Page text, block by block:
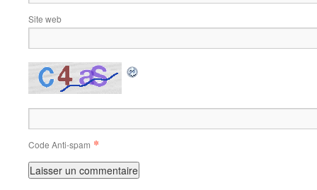
Site web
Code Anti-spam *